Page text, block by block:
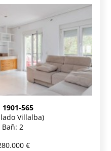
1901-565
Villalba)
2
€